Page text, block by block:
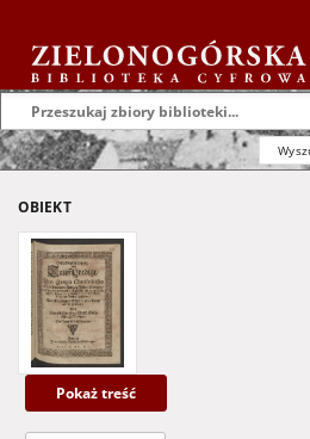
OBIEKT
Pokaż treść